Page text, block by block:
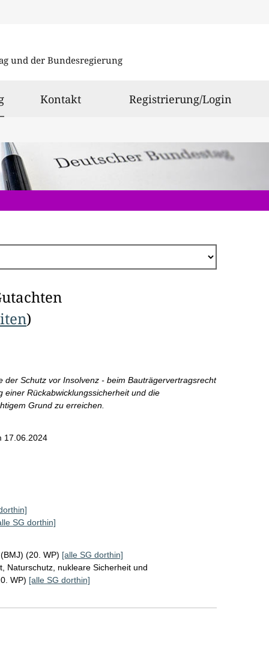
und der Bundesregierung
ausgewählt
Kontakt Registrierung/Login
)
Schutz vor Insolvenz - beim Bauträgervertragsrecht
Rückabwicklungssicherheit und die
Grund zu erreichen.
17.06.2024
SG dorthin]
(20. WP) [alle SG dorthin]
Naturschutz, nukleare Sicherheit und
WP) [alle SG dorthin]